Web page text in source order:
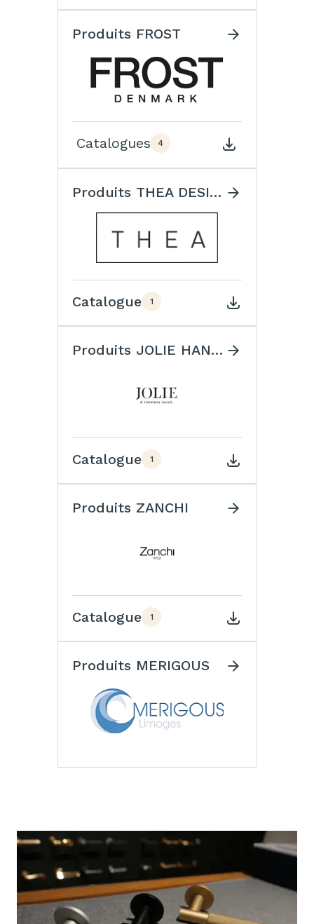
Produits FROST
Catalogues 4
Produits THEA DESIGN
Catalogue 1
Produits JOLIE HANDLES
Catalogue 1
Produits ZANCHI
Catalogue 1
Produits MERIGOUS